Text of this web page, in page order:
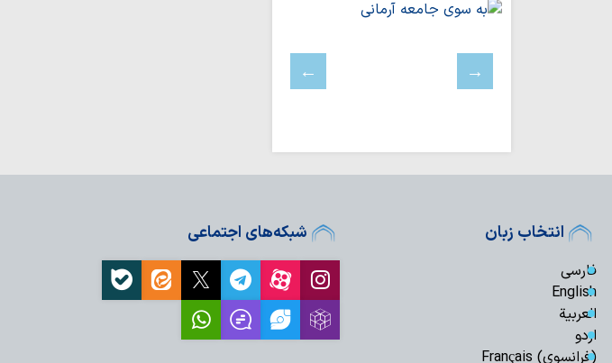
ادعیه شناسی | دعای مشلول
معنایِ انتظارِ فرج در نگاه روحانیِ شهید
ایران؟ قرارداد ۱۹۱۹؛ روایتی از…
عضو فراکسیون مقاومت: «توافق چارچوب»
هشدار شدید سازمان «سیویکوس» درباره
هشدار امام جمعه بغداد درباره تلاش
آمریکا برای تضعیف وحدت نیروهای مسلح…
درخواست نائب رئیس مجلس اعلای
اسلامی شیعیان لبنان از دولت این کشور
انتخاب زبان
فارسی
English
العربیة
اردو
(فرانسوی) Français
شبکه‌های اجتماعی